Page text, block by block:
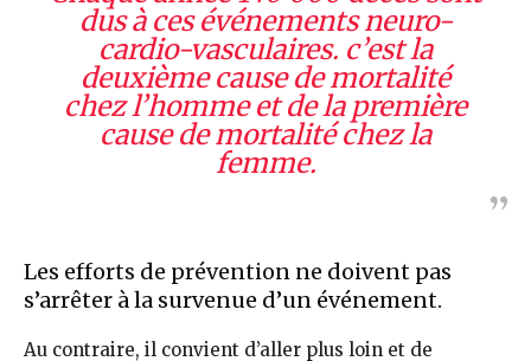
dus à ces événements neuro-
cardio-vasculaires. c’est la
deuxième cause de mortalité
chez l’homme et de la première
cause de mortalité chez la
femme.
Les efforts de prévention ne doivent pas
s’arrêter à la survenue d’un événement.
Au contraire, il convient d’aller plus loin et de